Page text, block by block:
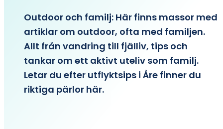
Outdoor och familj: Här finns massor med
artiklar om outdoor, ofta med familjen.
Allt från vandring till fjälliv, tips och
tankar om ett aktivt uteliv som familj.
Letar du efter utflyktsips i Åre finner du
riktiga pärlor här.